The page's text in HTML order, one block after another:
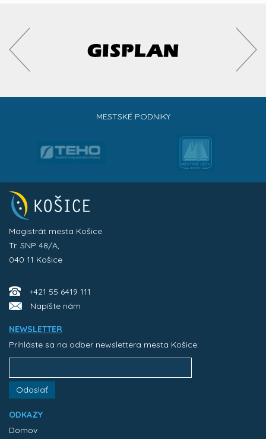
MESTSKÉ PODNIKY
Magistrát mesta Košice
Tr. SNP 48/A,
040 11 Košice
+421 55 6419 111
Napíšte nám
NEWSLETTER
Prihláste sa na odber newslettera mesta Košice:
Odoslať
ODKAZY
Domov